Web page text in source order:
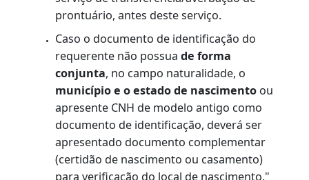
OBSERVAÇÃO:
A CNH apresentada fora da validade
poderá ser utilizada como documento de
identificação, conforme Resolução
CONTRAN n° 1.020/2025 §1º do art. 8º.
A CNH apresentada como documento de